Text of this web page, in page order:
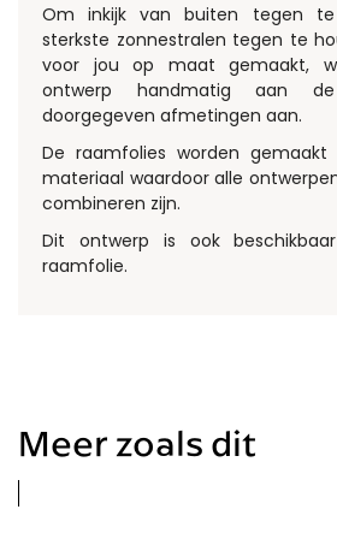
Om inkijk van buiten tegen
sterkste zonnestralen tegen te
voor jou op maat gemaakt,
ontwerp handmatig aan
doorgegeven afmetingen aan.
De raamfolies worden
materiaal waardoor alle
combineren zijn.
Dit ontwerp is ook
raamfolie.
Meer zoals dit